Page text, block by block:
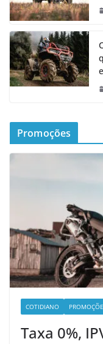
Promoções
COTIDIANO
Taxa 0%,